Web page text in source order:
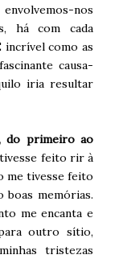
nos
há com cada
incrível como as
causa-
iria resultar
do primeiro ao
tivesse feito rir à
me tivesse feito
memórias.
me encanta e
outro sítio,
tristezas